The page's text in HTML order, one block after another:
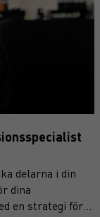
delarna i din
dina
en strategi för